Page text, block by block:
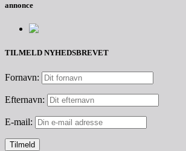
annonce
TILMELD NYHEDSBREVET
Fornavn:
Efternavn:
E-mail: